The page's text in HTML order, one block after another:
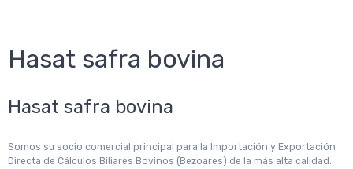
Hasat safra bovina
Hasat safra bovina
Somos su socio comercial principal para la Importación y Exportación
Directa de Cálculos Biliares Bovinos (Bezoares) de la más alta calidad.